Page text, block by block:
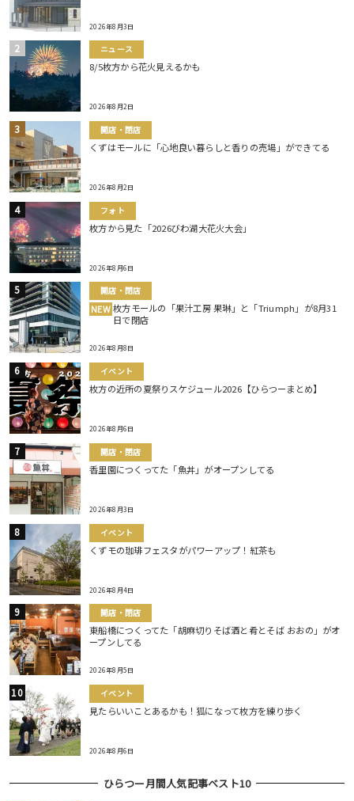
2026年8月3日
ニュース
8/5枚方から花火見えるかも
2026年8月2日
開店・閉店
くずはモールに「心地良い暮らしと香りの売場」ができてる
2026年8月2日
フォト
枚方から見た「2026びわ湖大花火大会」
2026年8月6日
開店・閉店
NEW 枚方モールの「果汁工房 果琳」と「Triumph」が8月31
日で閉店
2026年8月8日
イベント
枚方の近所の夏祭りスケジュール2026【ひらつーまとめ】
2026年8月6日
開店・閉店
香里園につくってた「魚丼」がオープンしてる
2026年8月3日
イベント
くずモの珈琲フェスタがパワーアップ！紅茶も
2026年8月4日
開店・閉店
東船橋につくってた「胡麻切りそば酒と肴とそば おおの」がオ
ープンしてる
2026年8月5日
イベント
見たらいいことあるかも！狐になって枚方を練り歩く
2026年8月6日
ひらつー月間人気記事ベスト10